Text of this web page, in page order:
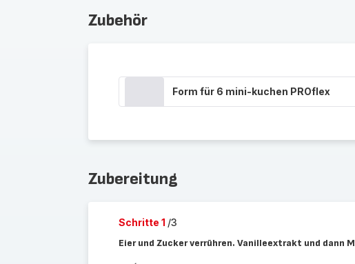
Zubehör
Form für 6 mini-kuchen PROflex
Zubereitung
Schritte 1 /3
Eier und Zucker verrühren. Vanilleextrakt und dann